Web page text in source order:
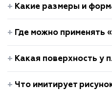
Какие размеры и
Где можно применять
Какая поверхность у
Что имитирует